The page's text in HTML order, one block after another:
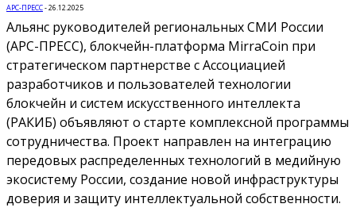
АРС-ПРЕСС-26.12.2025
Альянс руководителей региональных СМИ России
(АРС-ПРЕСС), блокчейн-платформа MirraCoin при
стратегическом партнерстве с Ассоциацией
разработчиков и пользователей технологии
блокчейн и систем искусственного интеллекта
(РАКИБ) объявляют о старте комплексной программы
сотрудничества. Проект направлен на интеграцию
передовых распределенных технологий в медийную
экосистему России, создание новой инфраструктуры
доверия и защиту интеллектуальной собственности.